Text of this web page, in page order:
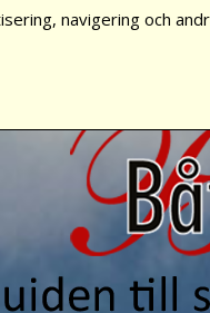
navigering och